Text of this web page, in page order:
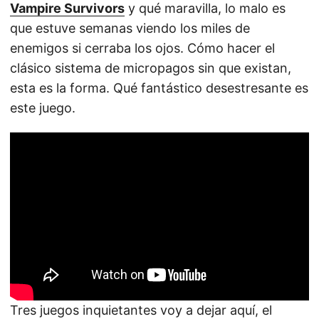
Vampire Survivors y qué maravilla, lo malo es
que estuve semanas viendo los miles de
enemigos si cerraba los ojos. Cómo hacer el
clásico sistema de micropagos sin que existan,
esta es la forma. Qué fantástico desestresante es
este juego.
Tres juegos inquietantes voy a dejar aquí, el